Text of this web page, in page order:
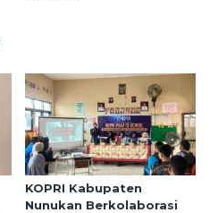
KOPRI Kabupaten
Nunukan Berkolaborasi